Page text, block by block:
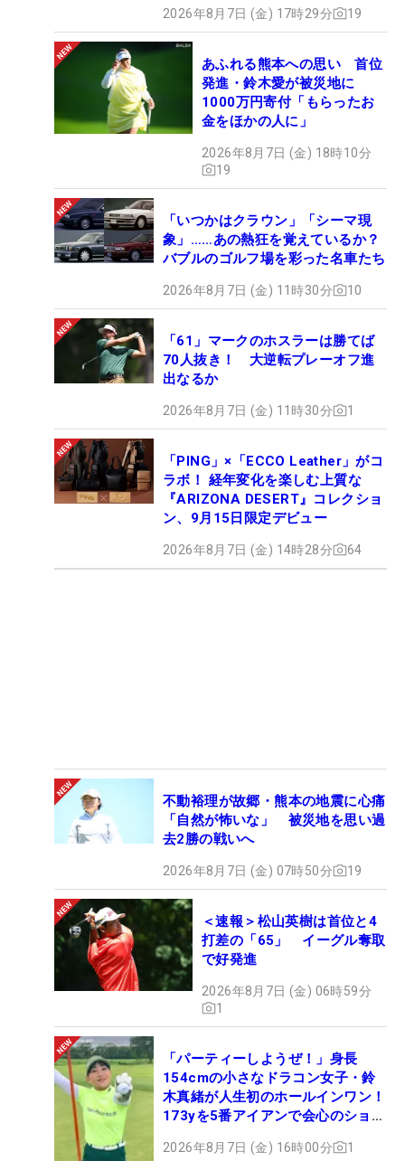
2026年8月7日 (金) 17時29分 19
あふれる熊本への思い 首位
発進・鈴木愛が被災地に
1000万円寄付「もらったお
金をほかの人に」
2026年8月7日 (金) 18時10分
19
「いつかはクラウン」「シーマ現
象」……あの熱狂を覚えているか？
バブルのゴルフ場を彩った名車たち
2026年8月7日 (金) 11時30分 10
「61」マークのホスラーは勝てば
70人抜き！ 大逆転プレーオフ進
出なるか
2026年8月7日 (金) 11時30分 1
「PING」×「ECCO Leather」がコ
ラボ！ 経年変化を楽しむ上質な
『ARIZONA DESERT』コレクショ
ン、9月15日限定デビュー
2026年8月7日 (金) 14時28分 64
不動裕理が故郷・熊本の地震に心痛
「自然が怖いな」 被災地を思い過
去2勝の戦いへ
2026年8月7日 (金) 07時50分 19
＜速報＞松山英樹は首位と4
打差の「65」 イーグル奪取
で好発進
2026年8月7日 (金) 06時59分
1
「パーティーしようぜ！」身長
154cmの小さなドラコン女子・鈴
木真緒が人生初のホールインワン！
173yを5番アイアンで会心のショッ
2026年8月7日 (金) 16時00分 1